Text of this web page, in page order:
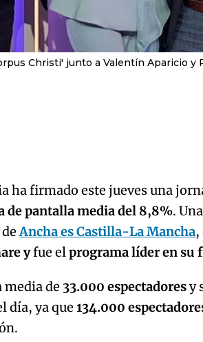
Christi' junto a Valentín Aparicio y
ha firmado este jueves una
de pantalla media del 8,8%.
deAncha es Castilla-La Mancha,
yfue elprograma líder en su
media de 33.000 espectadoresy
día, ya que134.000